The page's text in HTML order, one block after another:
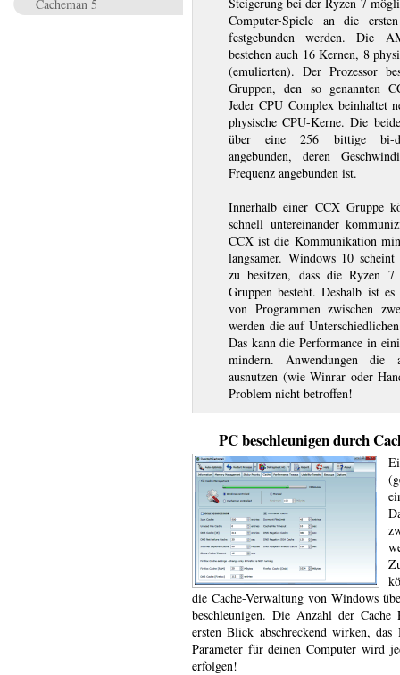
Computer-Spiele an die
festgebunden werden. Die
bestehen auch 16 Kernen, 8
(emulierten). Der Prozessor
Gruppen, den so genannten
Jeder CPU Complex beinhaltet
physische CPU-Kerne. Die
über eine 256 bittige bi-
angebunden, deren
Frequenz angebunden ist.
Innerhalb einer CCX Gruppe
schnell untereinander
CCX ist die Kommunikation
langsamer. Windows 10
zu besitzen, dass die Ryzen
Gruppen besteht. Deshalb ist
von Programmen zwischen
werden die auf
Das kann die Performance in
mindern. Anwendungen
ausnutzen (wie Winrar oder
Problem nicht betroffen!
PC beschleunigen durch
die Cache-Verwaltung von Windows
beschleunigen. Die Anzahl der Cache
ersten Blick abschreckend wirken, das
Parameter für deinen Computer wird
erfolgen!
Cacheman 5